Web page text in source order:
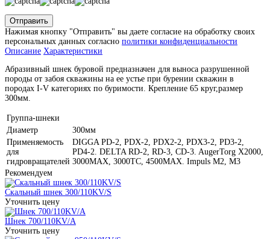
Отправить
Нажимая кнопку "Отправить" вы даете согласие на обработку своих
персональных данных согласно политики конфиденциальности
Описание Характеристики
Абразивный шнек буровой предназначен для выноса разрушенной
породы от забоя скважины на ее устье при бурении скважин в
породах I-V категориях по буримости. Крепление 65 круг,размер
300мм.
Группа-шнеки
Диаметр
300мм
Применяемость
для
гидровращателей
DIGGA PD-2, PDX-2, PDX2-2, PDX3-2, PD3-2,
PD4-2. DELTA RD-2, RD-3, CD-3. AugerTorg X2000,
3000MAX, 3000TC, 4500MAX. Impuls M2, M3
Рекомендуем
Скальный шнек 300/110KV/S
Уточнить цену
Шнек 700/110KV/A
Уточнить цену